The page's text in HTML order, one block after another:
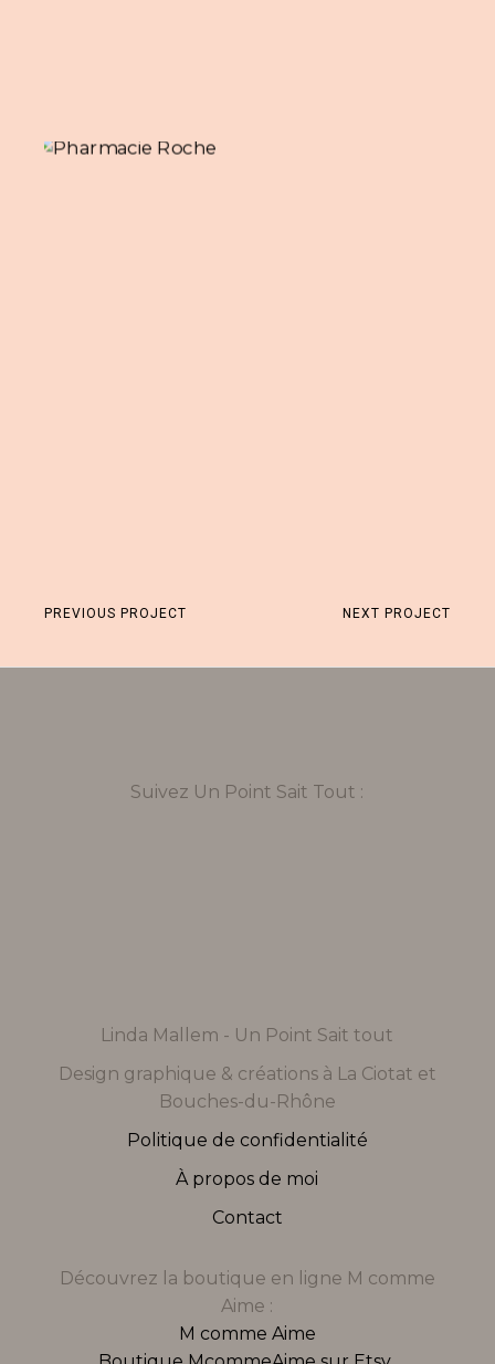
PREVIOUS PROJECT NEXT PROJECT
Linda Mallem - Un Point Sait tout
Design graphique & créations à La Ciotat et
Bouches-du-Rhône
Politique de confidentialité
À propos de moi
Contact
Suivez Un Point Sait Tout :
Découvrez la boutique en ligne M comme
Aime :
M comme Aime